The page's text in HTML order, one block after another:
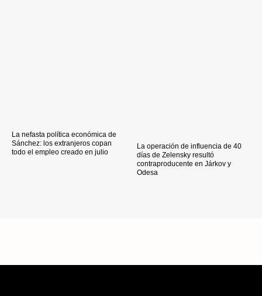
La nefasta política económica de
Sánchez: los extranjeros copan
todo el empleo creado en julio
La operación de influencia de 40
días de Zelensky resultó
contraproducente en Járkov y
Odesa